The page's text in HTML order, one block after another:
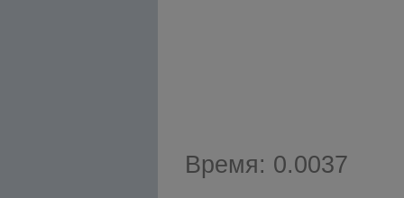
Время: 0.0037